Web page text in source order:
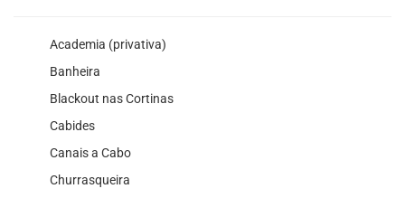
Academia (privativa)
Banheira
Blackout nas Cortinas
Cabides
Canais a Cabo
Churrasqueira